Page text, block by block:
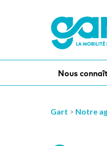
Nous
Gart > Notre